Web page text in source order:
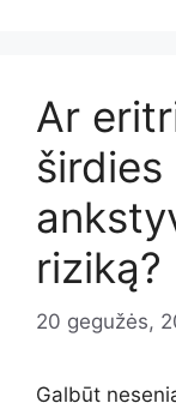
Ar
riziką?
20 gegužės,
Galbūt